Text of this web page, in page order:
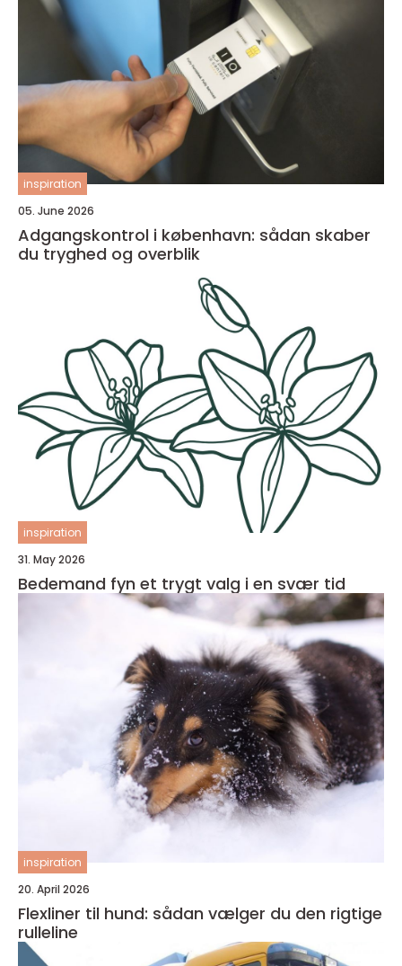
inspiration
05. June 2026
Adgangskontrol i københavn: sådan skaber
du tryghed og overblik
inspiration
31. May 2026
Bedemand fyn et trygt valg i en svær tid
inspiration
20. April 2026
Flexliner til hund: sådan vælger du den rigtige
rulleline